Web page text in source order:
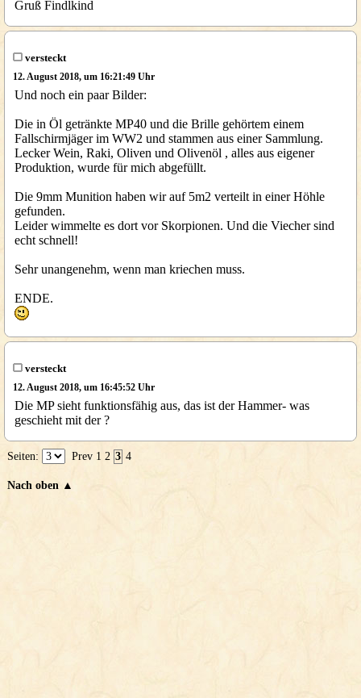
Gruß Findlkind
versteckt
12. August 2018, um 16:21:49 Uhr
Und noch ein paar Bilder:
Die in Öl getränkte MP40 und die Brille gehörtem einem
Fallschirmjäger im WW2 und stammen aus einer Sammlung.
Lecker Wein, Raki, Oliven und Olivenöl , alles aus eigener
Produktion, wurde für mich abgefüllt.
Die 9mm Munition haben wir auf 5m2 verteilt in einer Höhle
gefunden.
Leider wimmelte es dort vor Skorpionen. Und die Viecher sind
echt schnell!
Sehr unangenehm, wenn man kriechen muss.
ENDE.
versteckt
12. August 2018, um 16:45:52 Uhr
Die MP sieht funktionsfähig aus, das ist der Hammer- was
geschieht mit der ?
Seiten: Prev 1 2 3 4
Nach oben ▲